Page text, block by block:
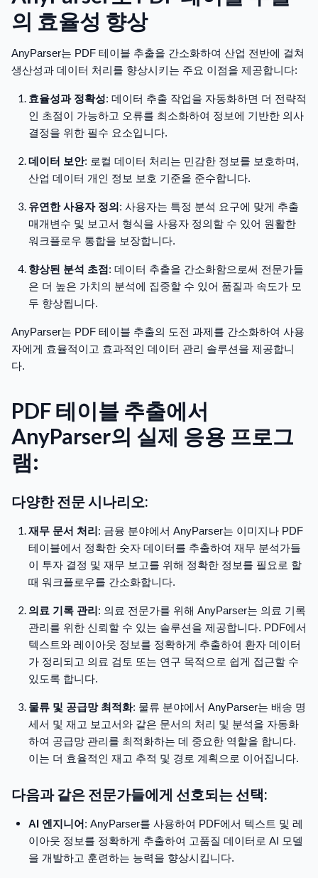
의 효율성 향상
AnyParser는 PDF 테이블 추출을 간소화하여 산업 전반에 걸쳐
생산성과 데이터 처리를 향상시키는 주요 이점을 제공합니다:
효율성과 정확성: 데이터 추출 작업을 자동화하면 더 전략적
인 초점이 가능하고 오류를 최소화하여 정보에 기반한 의사
결정을 위한 필수 요소입니다.
데이터 보안: 로컬 데이터 처리는 민감한 정보를 보호하며,
산업 데이터 개인 정보 보호 기준을 준수합니다.
유연한 사용자 정의: 사용자는 특정 분석 요구에 맞게 추출
매개변수 및 보고서 형식을 사용자 정의할 수 있어 원활한
워크플로우 통합을 보장합니다.
향상된 분석 초점: 데이터 추출을 간소화함으로써 전문가들
은 더 높은 가치의 분석에 집중할 수 있어 품질과 속도가 모
두 향상됩니다.
AnyParser는 PDF 테이블 추출의 도전 과제를 간소화하여 사용
자에게 효율적이고 효과적인 데이터 관리 솔루션을 제공합니
다.
PDF 테이블 추출에서
AnyParser의 실제 응용 프로그
램:
다양한 전문 시나리오:
재무 문서 처리: 금융 분야에서 AnyParser는 이미지나 PDF
테이블에서 정확한 숫자 데이터를 추출하여 재무 분석가들
이 투자 결정 및 재무 보고를 위해 정확한 정보를 필요로 할
때 워크플로우를 간소화합니다.
의료 기록 관리: 의료 전문가를 위해 AnyParser는 의료 기록
관리를 위한 신뢰할 수 있는 솔루션을 제공합니다. PDF에서
텍스트와 레이아웃 정보를 정확하게 추출하여 환자 데이터
가 정리되고 의료 검토 또는 연구 목적으로 쉽게 접근할 수
있도록 합니다.
물류 및 공급망 최적화: 물류 분야에서 AnyParser는 배송 명
세서 및 재고 보고서와 같은 문서의 처리 및 분석을 자동화
하여 공급망 관리를 최적화하는 데 중요한 역할을 합니다.
이는 더 효율적인 재고 추적 및 경로 계획으로 이어집니다.
다음과 같은 전문가들에게 선호되는 선택:
AI 엔지니어: AnyParser를 사용하여 PDF에서 텍스트 및 레
이아웃 정보를 정확하게 추출하여 고품질 데이터로 AI 모델
을 개발하고 훈련하는 능력을 향상시킵니다.